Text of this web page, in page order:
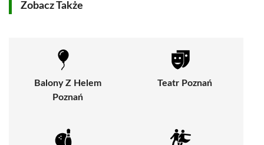
Zobacz Także
Balony Z Helem
Poznań
Teatr Poznań